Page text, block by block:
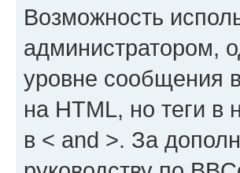
Возможность
администратором,
уровне сообщения
на HTML, но теги в
в < and >. За